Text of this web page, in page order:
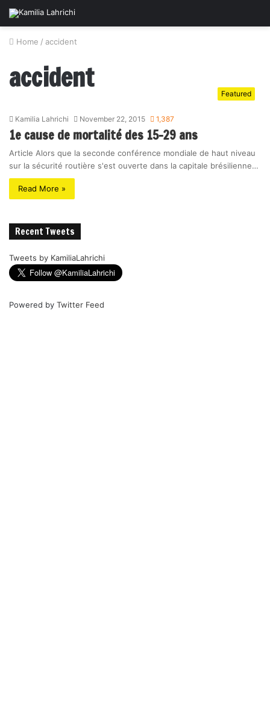
Home / accident
accident Featured
Kamilia Lahrichi November 22, 2015 1,387
1e cause de mortalité des 15-29 ans
Article Alors que la seconde conférence mondiale de haut niveau
sur la sécurité routière s'est ouverte dans la capitale brésilienne…
Read More »
Recent Tweets
Tweets by KamiliaLahrichi
Powered by Twitter Feed